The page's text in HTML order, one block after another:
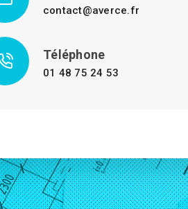
contact@averce.fr
Téléphone
01 48 75 24 53